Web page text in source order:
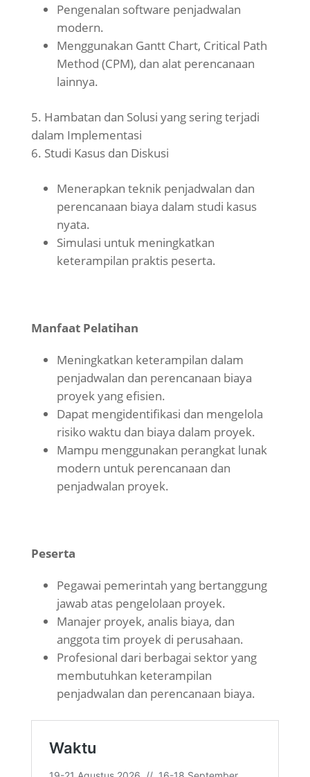
Pengenalan software penjadwalan
modern.
Menggunakan Gantt Chart, Critical Path
Method (CPM), dan alat perencanaan
lainnya.
Hambatan dan Solusi yang sering terjadi
dalam Implementasi
Studi Kasus dan Diskusi
Menerapkan teknik penjadwalan dan
perencanaan biaya dalam studi kasus
nyata.
Simulasi untuk meningkatkan
keterampilan praktis peserta.
Manfaat Pelatihan
Meningkatkan keterampilan dalam
penjadwalan dan perencanaan biaya
proyek yang efisien.
Dapat mengidentifikasi dan mengelola
risiko waktu dan biaya dalam proyek.
Mampu menggunakan perangkat lunak
modern untuk perencanaan dan
penjadwalan proyek.
Peserta
Pegawai pemerintah yang bertanggung
jawab atas pengelolaan proyek.
Manajer proyek, analis biaya, dan
anggota tim proyek di perusahaan.
Profesional dari berbagai sektor yang
membutuhkan keterampilan
penjadwalan dan perencanaan biaya.